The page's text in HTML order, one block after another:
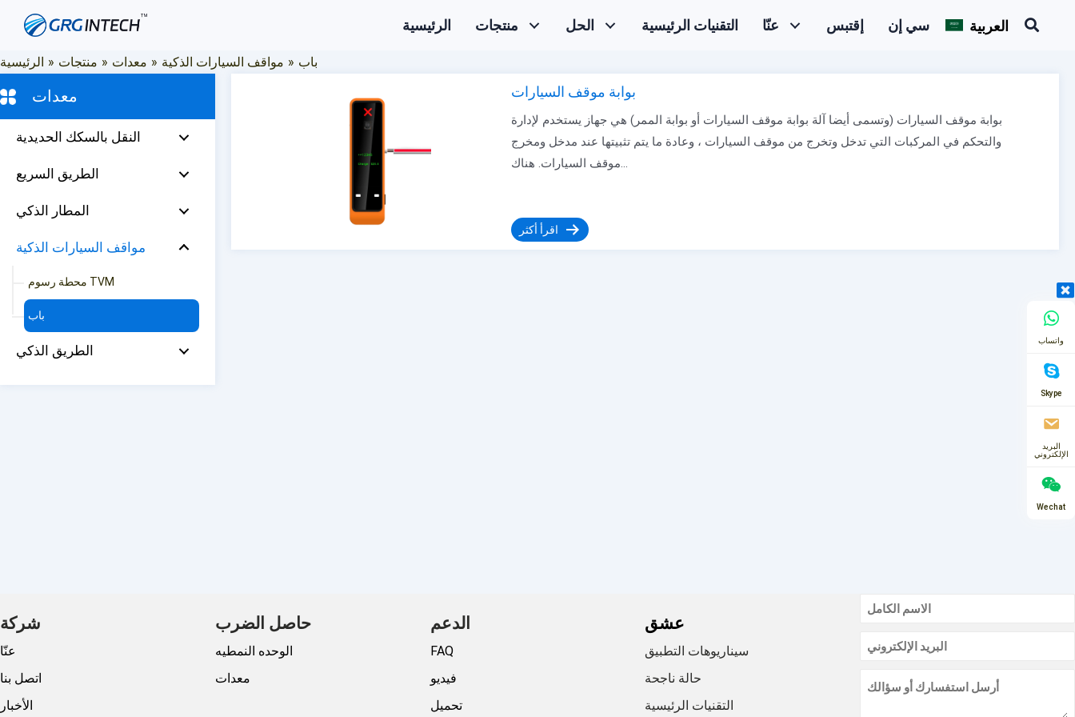
المحتوى
الرئيسية منتجات الحل التقنيات الرئيسية عنّا إقتبس سي إن العربية
الرئيسية » منتجات » معدات » مواقف السيارات الذكية » باب
معدات
النقل بالسكك الحديدية
الطريق السريع
المطار الذكي
مواقف السيارات الذكية
محطة رسوم TVM
باب
الطريق الذكي
بوابة موقف السيارات
بوابة موقف السيارات (وتسمى أيضا آلة بوابة موقف السيارات أو بوابة الممر) هي جهاز يستخدم لإدارة
والتحكم في المركبات التي تدخل وتخرج من موقف السيارات ، وعادة ما يتم تثبيتها عند مدخل ومخرج
موقف السيارات. هناك...
اقرأ أكثر
شركة
عنّا
اتصل بنا
الأخبار
حاصل الضرب
الوحده النمطيه
معدات
الدعم
FAQ
فيديو
تحميل
عشق
سيناريوهات التطبيق
حالة ناجحة
التقنيات الرئيسية
واتساب
Skype
البريد
الإلكتروني
Wechat